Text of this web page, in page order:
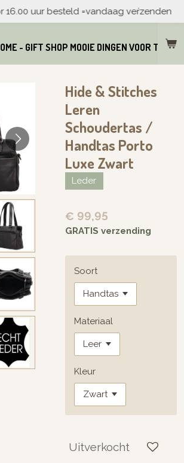
- GIFT SHOP MOOIE DINGEN VOOR THUIS
16.00 uur besteld =vandaag veŕzenden
Hide & Stitches
Leren
Schoudertas /
Handtas Porto
Luxe Zwart
Leder
€ 99,95
GRATIS verzending
Soort
Materiaal
Kleur
Uitverkocht